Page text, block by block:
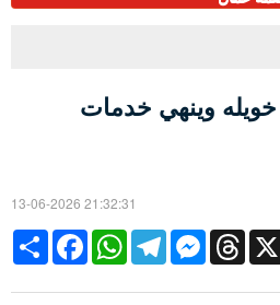
وينهي خدمات
13-06-2026 21:32:31
Share
FacebookWhatsAppTelegramMessengerThreads